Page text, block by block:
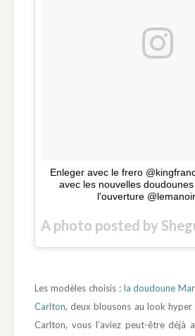
Enleger avec le frero
avec les nouvelles
l'ouverture
Les modèles choisis : la doudoune
Carlton, deux blousons au look
Carlton, vous l’aviez peut-être déjà